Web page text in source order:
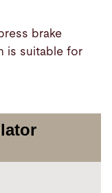
brake
is suitable for